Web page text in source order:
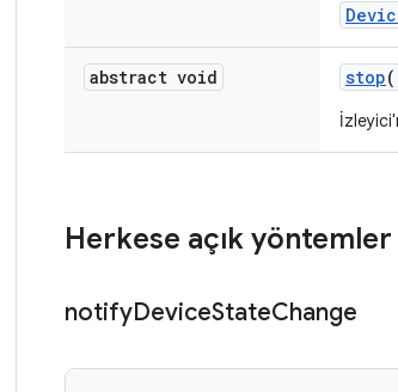
abstract void stop
Herkese açık yöntemler
notifyDeviceStateChange